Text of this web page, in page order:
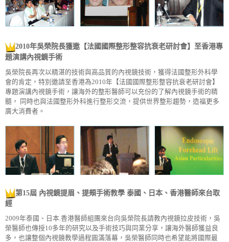
2010年吳榮院長獲邀【法國國際整形整容抗衰老研討會】至香港專
題演講內視鏡手術
吳榮院長再次以精湛的技術與高品質的內視鏡技術，獲得法國整形外科學
會的肯定，特別邀請至香港為2010年【法國國際整形整容抗衰老研討會】
專題演講內視鏡手術，讓海外的整形醫師可以充份的了解內視鏡手術的精
髓， 同時也與法國整形外科進行整形交流，提供世界整形趨勢，造福更多
廣大消費者。
第15屆 內視鏡提眉、提頰手術教學 泰國、日本、香港醫師來台取
經
2009年泰國、日本.香港醫師組團來台向吳榮院長請教內視鏡拉皮技術，吳
榮醫師也傳授10多年的研究以及手術技巧與同業分享，讓海外醫師獲益良
多，也讓整個內視鏡教學過程圓滿落幕，吳榮醫師同時也希望能將國際最